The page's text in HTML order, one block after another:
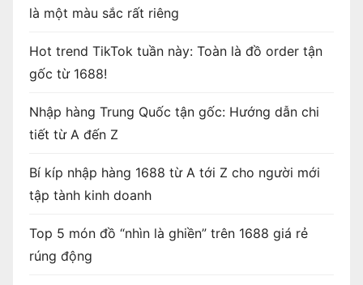
là một màu sắc rất riêng
Hot trend TikTok tuần này: Toàn là đồ order tận
gốc từ 1688!
Nhập hàng Trung Quốc tận gốc: Hướng dẫn chi
tiết từ A đến Z
Bí kíp nhập hàng 1688 từ A tới Z cho người mới
tập tành kinh doanh
Top 5 món đồ “nhìn là ghiền” trên 1688 giá rẻ
rúng động